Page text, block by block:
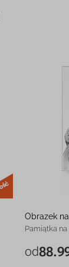
Obrazek
Pamiątka
od
6 x 12 cm